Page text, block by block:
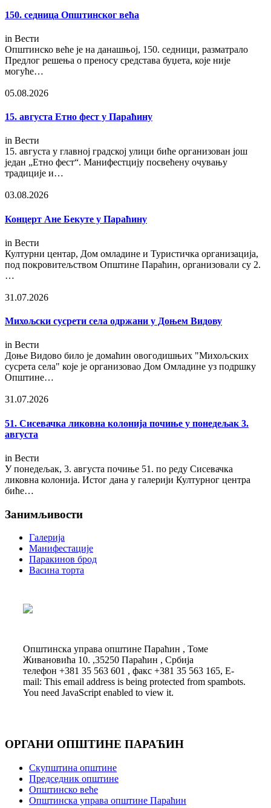
150. седница Општинског већа
in Вести
Општинско веће је на данашњој, 150. седници, разматрало
Предлог решења о преносу средстава буџета, које није
могуће…
05.08.2026
15. августа Етно фест у Параћину
in Вести
15. августа у главној градској улици биће организован још
један „Етно фест“. Манифестцију посвећену очувању
традиције и…
03.08.2026
Концерт Ане Бекуте у Параћину
in Вести
Културни центар, Дом омладине и Туристичка организација,
под покровитељством Општине Параћин, организовали су 2.
…
31.07.2026
Михољски сусрети села одржани у Доњем Видову
in Вести
Доње Видово било је домаћин овогодишњих "Михољских
сусрета села" које је организовао Дом Омладине уз подршку
Општине…
31.07.2026
51. Сисевачка ликовна колонија почиње у понедељак 3.
августа
in Вести
У понедељак, 3. августа почиње 51. по реду Сисевачка
ликовна колонија. Истог дана у галерији Културног центра
биће…
Занимљивости
Галерија
Манифестације
Паракинов брод
Васина торта
Општинска управа општине Параћин , Томе
Живановића 10. ,35250 Параћин , Србија
телефон +381 35 563 601 , факс +381 35 563 165, E-
mail: This email address is being protected from spambots.
You need JavaScript enabled to view it.
ОРГАНИ ОПШТИНЕ ПАРАЋИН
Скупштина општине
Председник општине
Општинско веће
Општинска управа општине Параћин